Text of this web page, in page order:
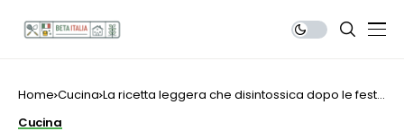
Home Cucina La ricetta leggera che disintossica dopo le feste
Cucina